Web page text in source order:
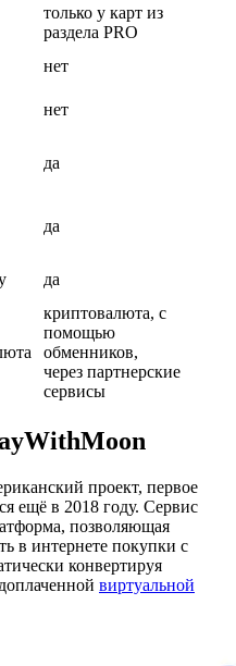
только у карт из
раздела PRO
нет
нет
да
да
да
криптовалюта, с
помощью
обменников,
через партнерские
сервисы
проект, первое
ещё в 2018 году. Сервис
позволяющая
в интернете покупки с
конвертируя
виртуальной